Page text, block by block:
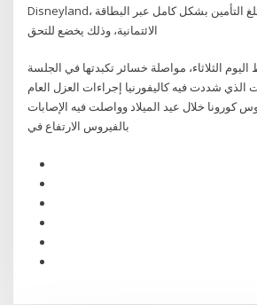
Disneyland، في حين سيتم إعادة مبلغ التأمين بشكل كامل عبر البطاقة
الائتمانية، وذلك يخضع للتحق
الثلاثاء، مواصلة خسائر تكبدتها في الجلسة
الذي شددت فيه كاليفورنيا إجراءات العزل العام
كورونا خلال عيد الميلاد وواصلت فيه الإصابات
بالفيروس الارتفاع في